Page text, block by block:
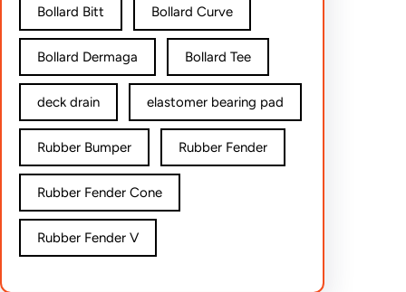
Bollard Bitt Bollard Curve
Bollard Dermaga Bollard Tee
deck drain elastomer bearing pad
Rubber Bumper Rubber Fender
Rubber Fender Cone
Rubber Fender V